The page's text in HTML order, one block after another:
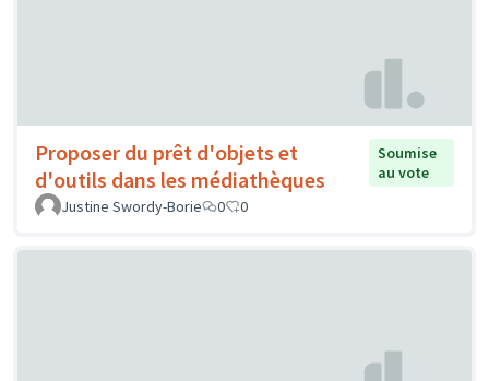
Proposer du prêt d'objets et
d'outils dans les médiathèques
Soumise
au vote
Justine Swordy-Borie
0 0